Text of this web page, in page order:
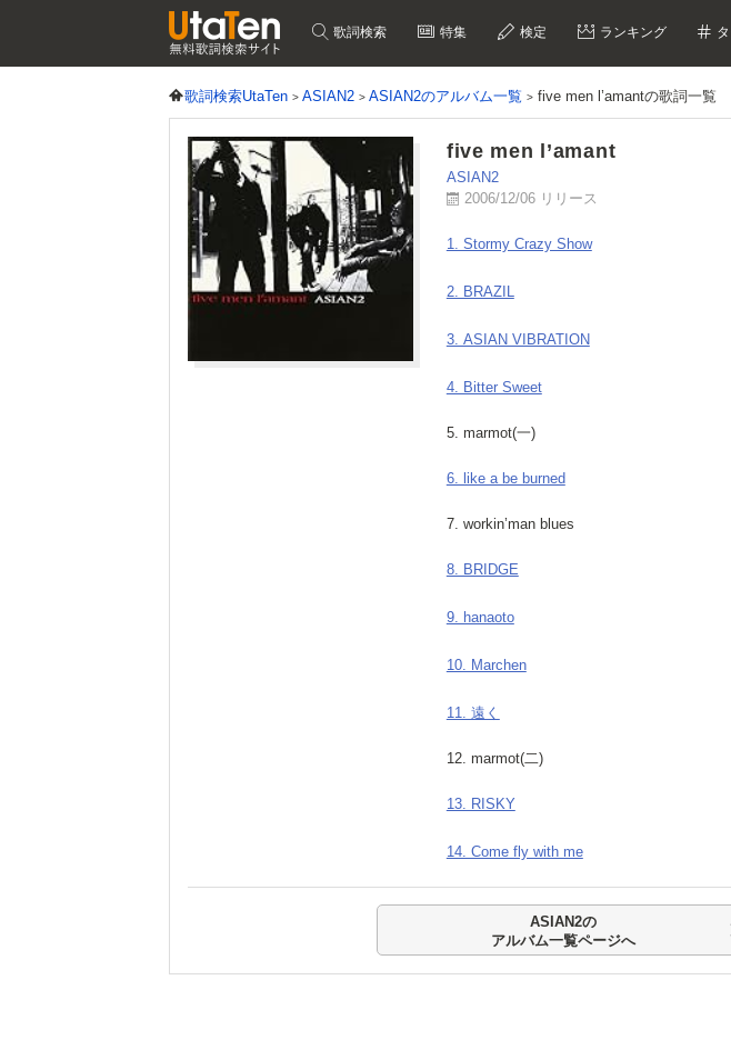
歌詞検索 特集 検定 ランキング
歌詞検索UtaTen ASIAN2 ASIAN2のアルバム一覧 five men l’amantの歌詞一覧
five men l’amant
ASIAN2
2006/12/06 リリース
1. Stormy Crazy Show
2. BRAZIL
3. ASIAN VIBRATION
4. Bitter Sweet
5. marmot(一)
6. like a be burned
7. workin’man blues
8. BRIDGE
9. hanaoto
10. Marchen
11. 遠く
12. marmot(二)
13. RISKY
14. Come fly with me
ASIAN2の
アルバム一覧ページへ